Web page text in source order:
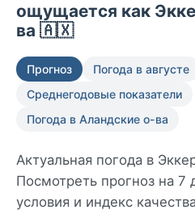
ощущается как
ва 🇦🇽
Прогноз Погода в августе
Среднегодовые показатели
Погода в Аландские о-ва
Актуальная погода в
Посмотреть прогноз на 7
условия и индекс